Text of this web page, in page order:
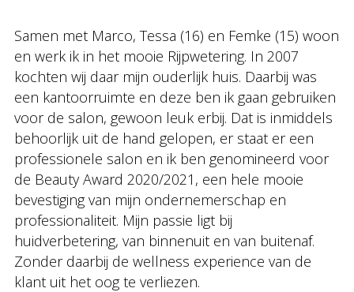
Samen met Marco, Tessa (16) en Femke (15) woon
en werk ik in het mooie Rijpwetering. In 2007
kochten wij daar mijn ouderlijk huis. Daarbij was
een kantoorruimte en deze ben ik gaan gebruiken
voor de salon, gewoon leuk erbij. Dat is inmiddels
behoorlijk uit de hand gelopen, er staat er een
professionele salon en ik ben genomineerd voor
de Beauty Award 2020/2021, een hele mooie
bevestiging van mijn ondernemerschap en
professionaliteit. Mijn passie ligt bij
huidverbetering, van binnenuit en van buitenaf.
Zonder daarbij de wellness experience van de
klant uit het oog te verliezen.